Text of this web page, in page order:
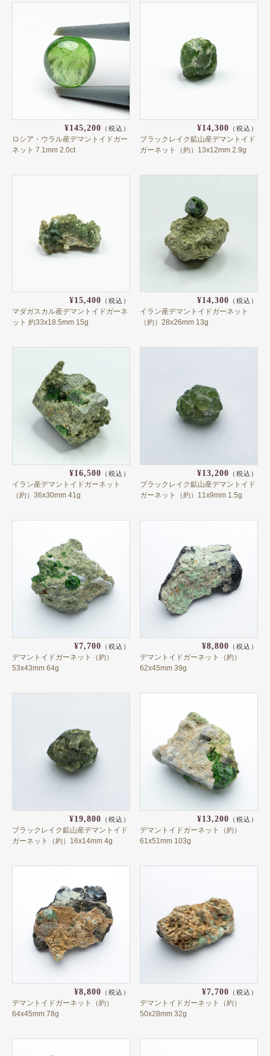
ブラウンレッド系
ワインレッド
ブラウンピンク系
オレンジレッド
ダークブラウン
ライトイエロー
ブラウンイエロー
ゴールデン
グリーン
カラーレス
ブラック
カラーチェンジ＆シフト
インディゴブルー
ミックスカラー
レインボー
ガーネットの産地で選ぶ
アフガニスタン
アメリカ
イタリア
オーストラリア
カザフスタン
カナダ
スリランカ
スロバキア
タンザニア
チェコ
¥145,200 （税込）
ロシア・ウラル産デマントイドガー
ネット 7.1mm 2.0ct
¥14,300 （税込）
ブラックレイク鉱山産デマントイド
ガーネット（約）13x12mm 2.9g
¥15,400 （税込）
マダガスカル産デマントイドガーネ
ット 約33x18.5mm 15g
¥14,300 （税込）
イラン産デマントイドガーネット
（約）28x26mm 13g
¥16,500 （税込）
イラン産デマントイドガーネット
（約）36x30mm 41g
¥13,200 （税込）
ブラックレイク鉱山産デマントイド
ガーネット（約）11x9mm 1.5g
¥7,700 （税込）
デマントイドガーネット（約）
53x43mm 64g
¥8,800 （税込）
デマントイドガーネット（約）
62x45mm 39g
¥19,800 （税込）
ブラックレイク鉱山産デマントイド
ガーネット（約）16x14mm 4g
¥13,200 （税込）
デマントイドガーネット（約）
61x51mm 103g
¥8,800 （税込）
デマントイドガーネット（約）
64x45mm 78g
¥7,700 （税込）
デマントイドガーネット（約）
50x28mm 32g